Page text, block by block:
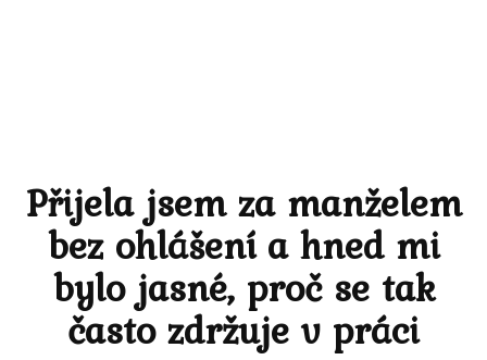
Přijela jsem za manželem
bez ohlášení a hned mi
bylo jasné, proč se tak
často zdržuje v práci